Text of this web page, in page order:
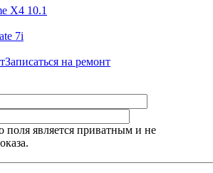
Записаться на ремонт
поля является приватным и не